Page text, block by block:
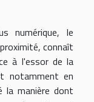
numérique, le
connaît
à l'essor de la
notamment en
la manière dont